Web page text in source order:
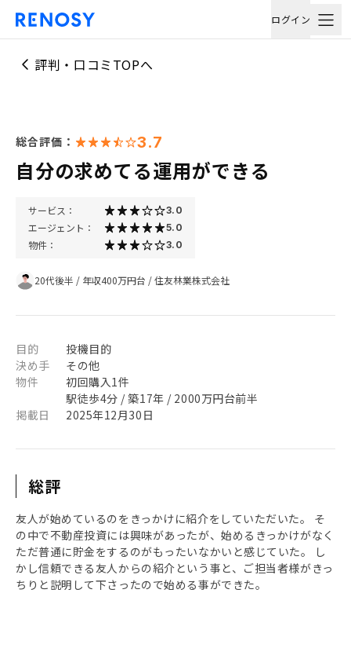
ログイン
評判・口コミTOPへ
総合評価： 3.7
自分の求めてる運用ができる
サービス： 3.0
エージェント： 5.0
物件： 3.0
20代後半 / 年収400万円台 /住友林業株式会社
目的
投機目的
決め手
その他
物件
初回購入1件
駅徒歩4分 / 築17年 / 2000万円台前半
掲載日
2025年12月30日
総評
友人が始めているのをきっかけに紹介をしていただいた。 そ
の中で不動産投資には興味があったが、始めるきっかけがなく
ただ普通に貯金をするのがもったいなかいと感じていた。 し
かし信頼できる友人からの紹介という事と、ご担当者様がきっ
ちりと説明して下さったので始める事ができた。